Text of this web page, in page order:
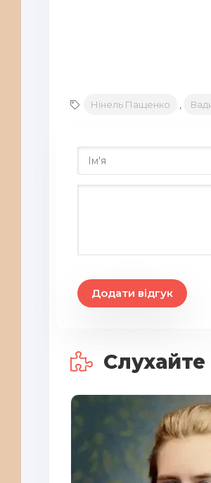
18
20
21
25
26
28
Нінель Пащенко
Додати відгук